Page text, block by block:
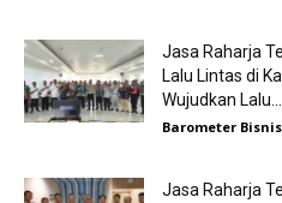
Jasa Raharja
Lalu Lintas di
Wujudkan Lalu...
Barometer Bisnis
Jasa Raharja